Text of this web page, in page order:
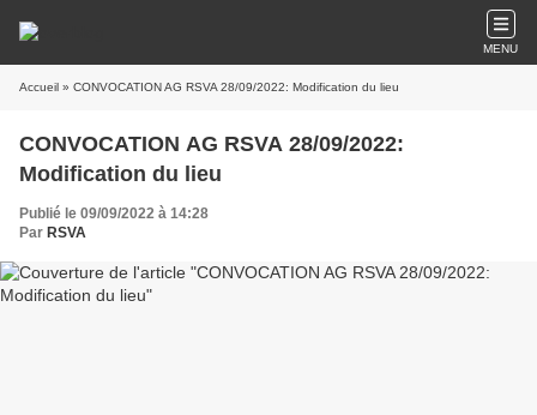
MENU
Accueil » CONVOCATION AG RSVA 28/09/2022: Modification du lieu
CONVOCATION AG RSVA 28/09/2022:
Modification du lieu
Publié le 09/09/2022 à 14:28
Par RSVA